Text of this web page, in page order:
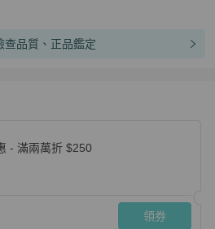
查品質、正品鑑定
- 滿兩萬折 $250
領券